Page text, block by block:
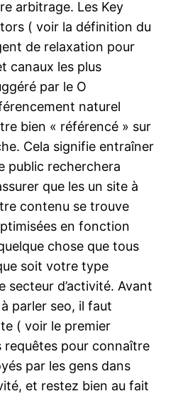
arbitrage. Les Key
( voir la définition du
de relaxation pour
canaux les plus
par le O
naturel
bien « référencé » sur
Cela signifie entraîner
public recherchera
que les un site à
contenu se trouve
en fonction
chose que tous
soit votre type
secteur d’activité. Avant
parler seo, il faut
( voir le premier
requêtes pour connaître
par les gens dans
et restez bien au fait